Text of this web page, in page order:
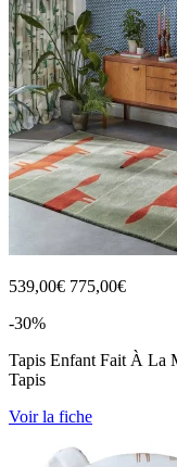
539,00€ 775,00€
-30%
Tapis Enfant Fait À La
Tapis
Voir la fiche